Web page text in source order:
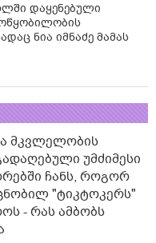
დაყენებული
ნია იმნაძე მამას
მკვლელობის
უმძიმესი
ჩანს, როგორ
"ტიკტოკერს"
- რას ამბობს